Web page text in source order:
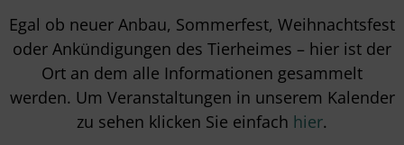
Egal ob neuer Anbau, Sommerfest, Weihnachtsfest
oder Ankündigungen des Tierheimes – hier ist der
Ort an dem alle Informationen gesammelt
werden. Um Veranstaltungen in unserem Kalender
zu sehen klicken Sie einfach hier.